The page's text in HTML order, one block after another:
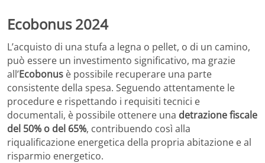
Ecobonus 2024
L’acquisto di una stufa a legna o pellet, o di un camino,
può essere un investimento significativo, ma grazie
all’Ecobonus è possibile recuperare una parte
consistente della spesa. Seguendo attentamente le
procedure e rispettando i requisiti tecnici e
documentali, è possibile ottenere una detrazione fiscale
del 50% o del 65%, contribuendo così alla
riqualificazione energetica della propria abitazione e al
risparmio energetico.